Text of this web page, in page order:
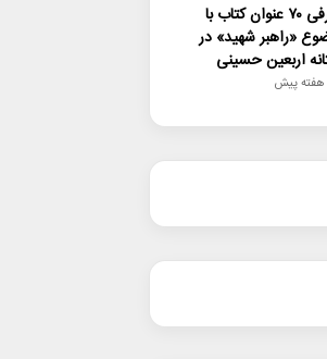
معرفی ۷۰ عنوان کتاب با
«راهبر شهید» در
اربعین حسینی